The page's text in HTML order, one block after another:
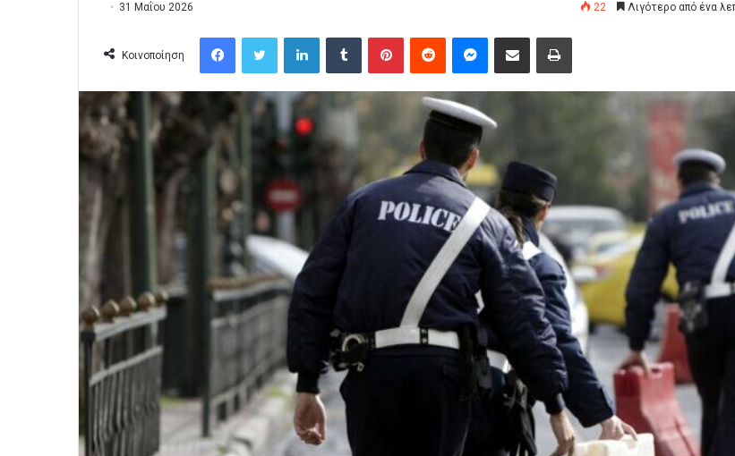
31 Μαΐου 2026 22 Λιγότερο από ένα
Κοινοποίηση